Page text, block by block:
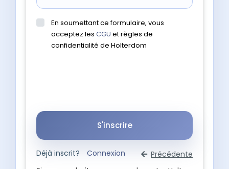
En soumettant ce formulaire, vous
acceptez les CGU et règles de
confidentialité de Holterdom
S'inscrire
Déjà inscrit? Connexion
Précédente